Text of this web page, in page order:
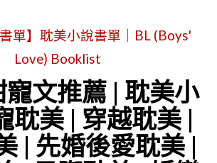
女
大
佬
|
直
美
《家
長
證
代
單】耽美小說書單｜BL (Boys'
Love) Booklist
文推薦 | 耽美小
耽美 | 穿越耽美 |
| 先婚後愛耽美 |